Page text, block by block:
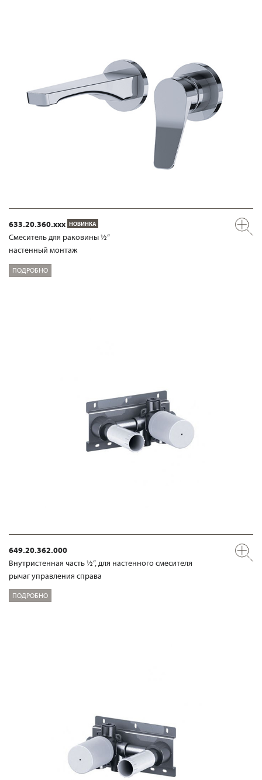
633.20.360.xxx НОВИНКА
Смеситель для раковины ½“
настенный монтаж
ПОДРОБНО
649.20.362.000
Внутристенная часть ½“, для настенного смесителя
рычаг управления справа
ПОДРОБНО